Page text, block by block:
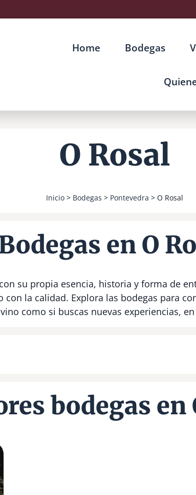
Home Bodegas
O Rosal
Inicio > Bodegas > Pontevedra > O Rosal
en O
su propia esencia, historia y forma de
la calidad. Explora las bodegas para
como si buscas nuevas experiencias,
bodegas en